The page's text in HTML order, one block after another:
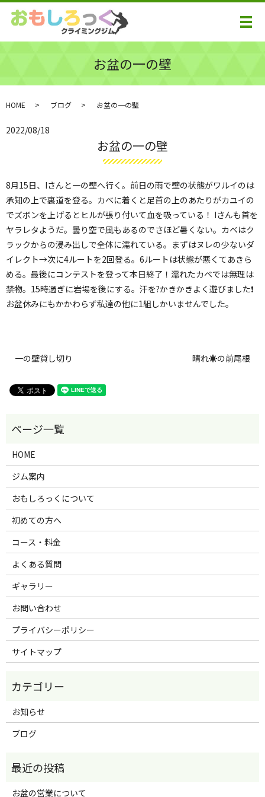
メ
お盆の一の壁
HOME ブログ お盆の一の壁
2022/08/18
お盆の一の壁
8月15日、Iさんと一の壁へ行く。前日の雨で壁の状態がワルイのは
承知の上で裏道を登る。カベに着くと足首の上のあたりがカユイの
でズボンを上げるとヒルが張り付いて血を吸っている！ Iさんも首を
ヤラレタようだ。曇り空で風もあるのでさほど暑くない。カベはク
ラックからの浸み出しで全体に濡れている。まずはヌレの少ないダ
イレクト→次に4ルートを2回登る。6ルートは状態が悪くてあきら
める。最後にコンテストを登って本日終了！濡れたカベでは無理は
禁物。15時過ぎに岩場を後にする。汗を?かきかきよく遊びました❗️
お盆休みにもかかわらず私達の他に1組しかいませんでした。
一の壁貸し切り 晴れ☀️の前尾根
HOME
ジム案内
おもしろっくについて
初めての方へ
コース・料金
よくある質問
ギャラリー
お問い合わせ
プライバシーポリシー
サイトマップ
お知らせ
ブログ
お盆の営業について